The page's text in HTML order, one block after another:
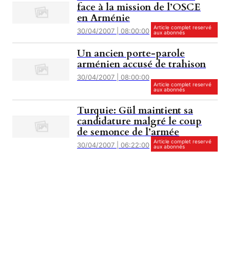
face à la mission de l’OSCE
en Arménie
30/04/2007 | 08:00:00
Article complet reservé
aux abonnés
Un ancien porte-parole
arménien accusé de trahison
30/04/2007 | 08:00:00
Article complet reservé
aux abonnés
Turquie: Gül maintient sa
candidature malgré le coup
de semonce de l’armée
30/04/2007 | 06:22:00
Article complet reservé
aux abonnés